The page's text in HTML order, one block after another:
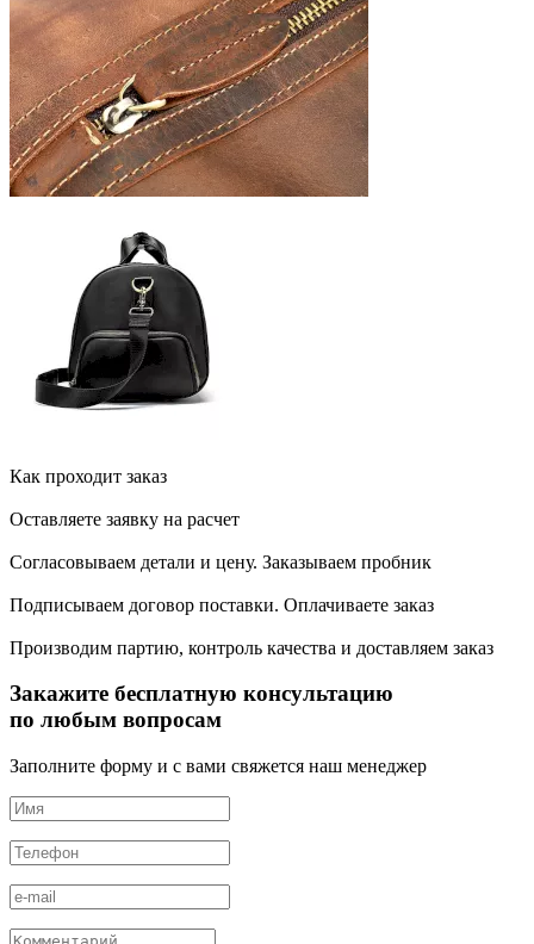
Как проходит заказ
Оставляете заявку на расчет
Согласовываем детали и цену. Заказываем пробник
Подписываем договор поставки. Оплачиваете заказ
Производим партию, контроль качества и доставляем заказ
Закажите бесплатную консультацию
по любым вопросам
Заполните форму и с вами свяжется наш менеджер